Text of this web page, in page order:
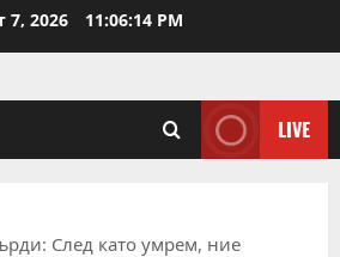
7, 2026 11:06:14 PM
LIVE
След като умрем, ние